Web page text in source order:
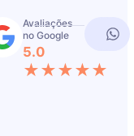
Avaliações
no Google
5.0
★★★★★